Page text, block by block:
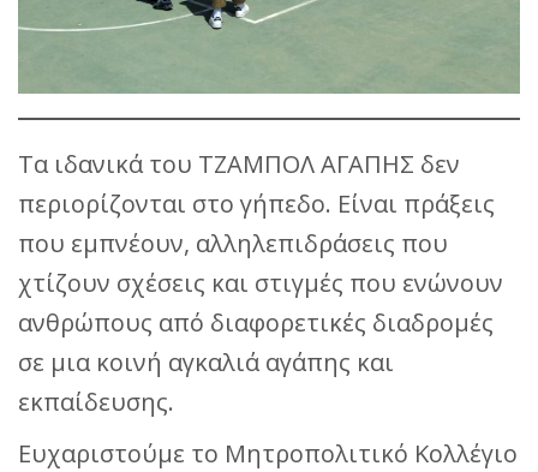
Τα ιδανικά του ΤΖΑΜΠΟΛ ΑΓΑΠΗΣ δεν
περιορίζονται στο γήπεδο. Είναι πράξεις
που εμπνέουν, αλληλεπιδράσεις που
χτίζουν σχέσεις και στιγμές που ενώνουν
ανθρώπους από διαφορετικές διαδρομές
σε μια κοινή αγκαλιά αγάπης και
εκπαίδευσης.
Ευχαριστούμε το Μητροπολιτικό Κολλέγιο